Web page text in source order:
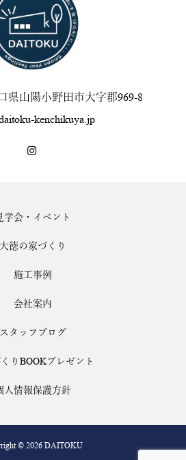
県山陽小野田市大字郡969-8
kenchikuya.jp
学会・イベント
大徳の家づくり
施工事例
会社案内
スタッフブログ
りBOOKプレゼント
人情報保護方針
© 2026 DAITOKU